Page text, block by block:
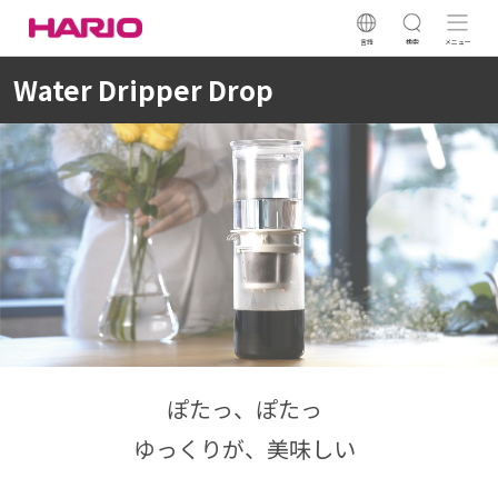
言語 検索 メニュー
Water Dripper Drop
ぽたっ、ぽたっ
ゆっくりが、美味しい